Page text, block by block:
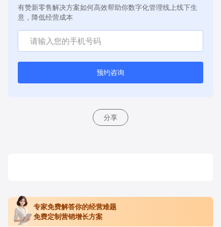
有赞新零售解决方案如何高效帮助你数字化管理线上线下生
意，降低经营成本
预约咨询
分享
专家免费解答你的经营难题
免费定制营销增长方案